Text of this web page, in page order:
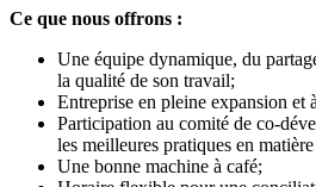
Ce que nous offrons :
Une équipe dynamique, du
la qualité de son travail;
Entreprise en pleine expansion et
Participation au comité de co-
les meilleures pratiques en
Une bonne machine à café;